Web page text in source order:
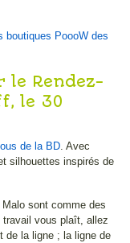
boutiques PoooW des
le Rendez-
le 30
de la BD. Avec
silhouettes inspirés de
sont comme des
vous plaît, allez
de la ligne ; la ligne de